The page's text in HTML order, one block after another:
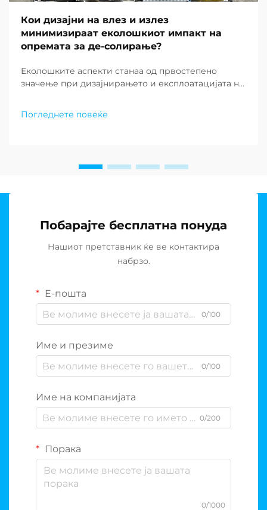
Кои дизајни на влез и излез
минимизираат еколошкиот импакт на
опремата за де-солирање?
Еколошките аспекти станаа од првостепено
значење при дизајнирањето и експлоатацијата на
светот. Како што недостатокот на вода
продолжува да предизвикува заедниците низ
Погледнете повеќе
Побарајте бесплатна понуда
Нашиот претставник ќе ве контактира
набрзо.
Е-пошта
0/100
Име и презиме
0/100
Име на компанијата
0/200
Порака
0/1000